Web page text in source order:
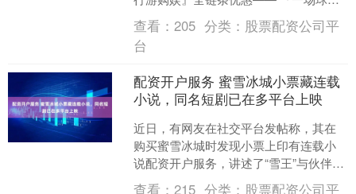
撬动文旅消费热潮 2025年扬州市城市足
球联赛战火重燃，....
查看：205 分类： 股票配资公司平
台
配资开户服务 蜜雪冰城小票藏连载
小说，同名短剧已在多平台上映
近日，有网友在社交平台发帖称，其在
购买蜜雪冰城时发现小票上印有连载小
说配资开户服务，讲述了“雪王”与伙伴小
柠檬穿越至古代经营咖啡店的故事，随
查看：215 分类： 股票配资公司平